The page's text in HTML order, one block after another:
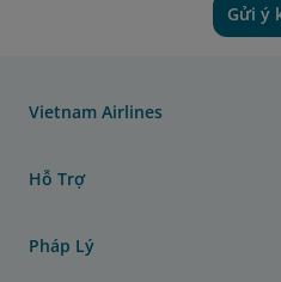
Gửi ý
Vietnam Airlines
Hỗ Trợ
Pháp Lý